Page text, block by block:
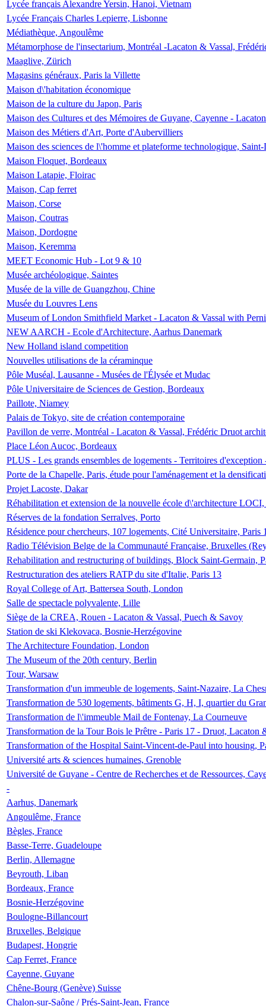
Lycée français Alexandre Yersin, Hanoi, Vietnam
Lycée Français Charles Lepierre, Lisbonne
Médiathèque, Angoulême
Métamorphose de l'insectarium, Montréal -Lacaton & Vassal,
Maaglive, Zürich
Magasins généraux, Paris la Villette
Maison d\'habitation économique
Maison de la culture du Japon, Paris
Maison des Cultures et des Mémoires de Guyane, Cayenne -
Maison des Métiers d'Art, Porte d'Aubervilliers
Maison des sciences de l\'homme et plateforme technologique,
Maison Floquet, Bordeaux
Maison Latapie, Floirac
Maison, Cap ferret
Maison, Corse
Maison, Coutras
Maison, Dordogne
Maison, Keremma
MEET Economic Hub - Lot 9 & 10
Musée archéologique, Saintes
Musée de la ville de Guangzhou, Chine
Musée du Louvres Lens
Museum of London Smithfield Market - Lacaton & Vassal with
NEW AARCH - Ecole d'Architecture, Aarhus Danemark
New Holland island competition
Nouvelles utilisations de la céraminque
Pôle Muséal, Lausanne - Musées de l'Élysée et Mudac
Pôle Universitaire de Sciences de Gestion, Bordeaux
Paillote, Niamey
Palais de Tokyo, site de création contemporaine
Pavillon de verre, Montréal - Lacaton & Vassal, Frédéric Druot
Place Léon Aucoc, Bordeaux
PLUS - Les grands ensembles de logements - Territoires
Porte de la Chapelle, Paris, étude pour l'aménagement et la
Projet Lacoste, Dakar
Réhabilitation et extension de la nouvelle école d\'architecture
Réserves de la fondation Serralves, Porto
Résidence pour chercheurs, 107 logements, Cité Universitaire, Paris
Radio Télévision Belge de la Communauté Française, Bruxelles
Rehabilitation and restructuring of buildings, Block Saint-Germain,
Restructuration des ateliers RATP du site d'Italie, Paris 13
Royal College of Art, Battersea South, London
Salle de spectacle polyvalente, Lille
Siège de la CREA, Rouen - Lacaton & Vassal, Puech & Savoy
Station de ski Klekovaca, Bosnie-Herzégovine
The Architecture Foundation, London
The Museum of the 20th century, Berlin
Tour, Warsaw
Transformation d'un immeuble de logements, Saint-Nazaire, La
Transformation de 530 logements, bâtiments G, H, I, quartier du
Transformation de l\'immeuble Mail de Fontenay, La Courneuve
Transformation de la Tour Bois le Prêtre - Paris 17 - Druot, Lacaton
Transformation of the Hospital Saint-Vincent-de-Paul into housing,
Université arts & sciences humaines, Grenoble
Université de Guyane - Centre de Recherches et de Ressources,
-
Aarhus, Danemark
Angoulême, France
Bègles, France
Basse-Terre, Guadeloupe
Berlin, Allemagne
Beyrouth, Liban
Bordeaux, France
Bosnie-Herzégovine
Boulogne-Billancourt
Bruxelles, Belgique
Budapest, Hongrie
Cap Ferret, France
Cayenne, Guyane
Chêne-Bourg (Genève) Suisse
Chalon-sur-Saône / Prés-Saint-Jean, France